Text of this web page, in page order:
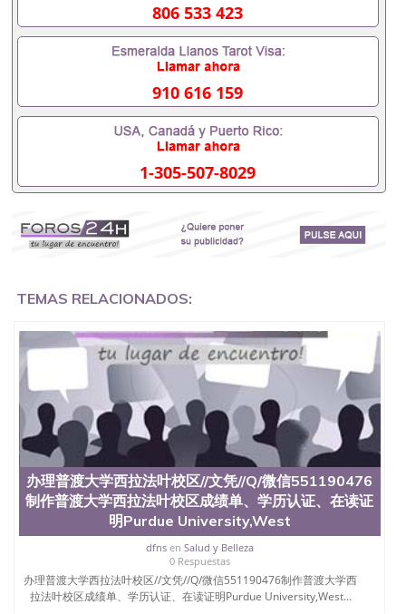
校、转学，甚至是申请工签都可以用到）。 注：上述
材料，随时都可以安排办理，毕业证成绩单，学校，
专业，学位，毕业时间都可以根据客户要求安排。 国
内找工作假的毕业证可以用吗551190476假的毕业证
成绩单可以办学历认证吗551190476要定居国外需要
办理什么材料551190476入职事业单位/国企假的毕业
证会查吗551190476入职国企/事业单位需要些什么材
料551190476办理假毕业证在国内能用吗, 挂科拿不到
毕业证怎么办, 毕业证丢了怎么办, 没有正常毕业怎么
办理毕业证,没毕业可以办学历认证吗,您是否因为中
途辍学、挂科而没有正常毕业551190476您是否因为
常毕业而导致回国得不到教育部认证在校挂科了不想
读了,成绩不理想毕不了业怎么办551190476找工作没
吗551190476哪里可以买国外文凭551190476国外本
作吗551190476怎么办理 外假毕业证551190476哪里
可以制作美国毕业证551190476哪里可以办理澳洲毕
业证551190476留学生在哪里可以买假毕业证
551190476哪里可以办理加拿大毕业证551190476申
请学校办理假的毕业证成绩单可以吗551190476哪里
可以办理水印成绩单551190476哪里可以修改成绩单
GPA分数551190476假毕业证能查出来吗551190476
假文凭网上能查到吗551190476 如何拿到国外毕业证
QQ微信551190476办假大学毕业证QQ微信551190476
国外毕业证去哪认证QQ微信551190476找毕业证封皮
QQ微信551190476国外毕业证外壳定制QQ微信
551190476快速代办国外毕业证QQ微信551190476快
速拿到国外文凭QQ微信551190476国外留学文凭认证
QQ微信551190476国外文凭回国认证QQ微信
551190476泰国文凭办理QQ微信551190476法国留学
回国证明QQ微信551190476 国外烫金照片QQ微信
551190476外国文凭在中国有用吗QQ微信551190476
806 533 423
910 616 159
1-305-507-8029
TEMAS RELACIONADOS:
办理普渡大学西拉法叶校区//文凭//Q/微信551190476
制作普渡大学西拉法叶校区成绩单、学历认证、在读证
明Purdue University,West
dfnsen Salud y Belleza
0 Respuestas
办理普渡大学西拉法叶校区//文凭//Q/微信551190476制作普渡大学西
拉法叶校区成绩单、学历认证、在读证明Purdue University,West...